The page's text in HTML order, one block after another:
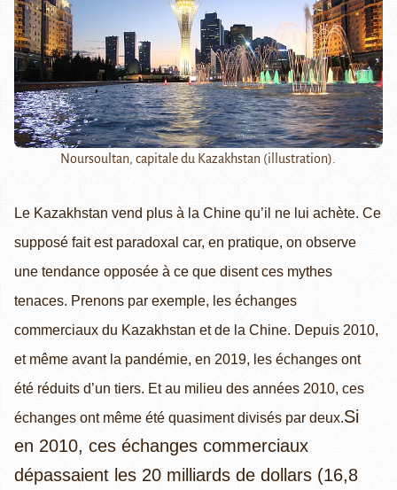
Noursoultan, capitale du Kazakhstan (illustration).
Le Kazakhstan vend plus à la Chine qu’il ne lui achète. Ce
supposé fait est paradoxal car, en pratique, on observe
une tendance opposée à ce que disent ces mythes
tenaces. Prenons par exemple, les échanges
commerciaux du Kazakhstan et de la Chine. Depuis 2010,
et même avant la pandémie, en 2019, les échanges ont
été réduits d’un tiers. Et au milieu des années 2010, ces
échanges ont même été quasiment divisés par deux.Si
en 2010, ces échanges commerciaux
dépassaient les 20 milliards de dollars (16,8